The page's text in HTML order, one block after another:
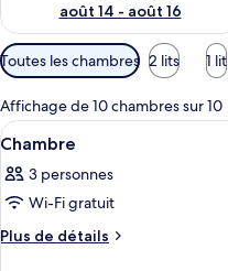
août 14 - août 16
Filtres
disponibles
pour
les
chambres
Toutes les chambres 2 lits 1 lit
Affichage de 10 chambres sur 10
Afficher
toutes
les
photos
pour
2
Chambre
3 personnes
Wi-Fi gratuit
Plus de détails
Plus